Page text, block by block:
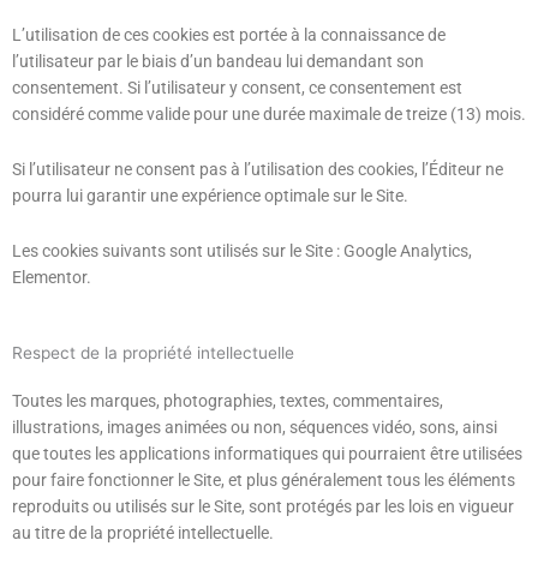
L’utilisation de ces cookies est portée à la connaissance de
l’utilisateur par le biais d’un bandeau lui demandant son
consentement. Si l’utilisateur y consent, ce consentement est
considéré comme valide pour une durée maximale de treize (13) mois.
Si l’utilisateur ne consent pas à l’utilisation des cookies, l’Éditeur ne
pourra lui garantir une expérience optimale sur le Site.
Les cookies suivants sont utilisés sur le Site : Google Analytics,
Elementor.
Respect de la propriété intellectuelle
Toutes les marques, photographies, textes, commentaires,
illustrations, images animées ou non, séquences vidéo, sons, ainsi
que toutes les applications informatiques qui pourraient être utilisées
pour faire fonctionner le Site, et plus généralement tous les éléments
reproduits ou utilisés sur le Site, sont protégés par les lois en vigueur
au titre de la propriété intellectuelle.